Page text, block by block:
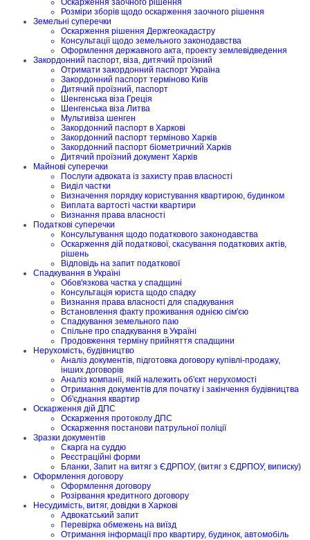
Оскарження заочного рішення
Розміри зборів щодо оскарження заочного рішення
Земельні суперечки
Оскарження рішення Держгеокадастру
Консультації щодо земельного законодавства
Оформлення державного акта, проекту землевідведення
Закордонний паспорт, віза, дитячий проїзний
Отримати закордонний паспорт Україна
Закордонний паспорт терміново Київ
Дитячий проїзний, паспорт
Шенгенська віза Греція
Шенгенська віза Литва
Мультивіза шенген
Закордонний паспорт в Харкові
Закордонний паспорт терміново Харків
Закордонний паспорт біометричний Харків
Дитячий проїзний документ Харків
Майнові суперечки
Послуги адвоката із захисту прав власності
Виділ частки
Визначення порядку користування квартирою, будинком
Виплата вартості частки квартири
Визнання права власності
Податкові суперечки
Консультування щодо податкового законодавства
Оскарження дій податкової, скасування податкових актів,
рішень
Відповідь на запит податкової
Спадкування в Україні
Обов'язкова частка у спадщині
Консультація юриста щодо спадку
Визнання права власності для спадкування
Встановлення факту проживання однією сім'єю
Спадкування земельного паю
Спільне про спадкування в Україні
Продовження терміну прийняття спадщини
Нерухомість, будівництво
Аналіз документів, підготовка договору купівлі-продажу,
інших договорів
Аналіз компанії, якій належить об'єкт нерухомості
Отримання документів для початку і закінчення будівництва
Об'єднання квартир
Оскарження дій ДПС
Оскарження протоколу ДПС
Оскарження постанови патрульної поліції
Зразки документів
Скарга на суддю
Реєстраційні форми
Бланки, Запит на витяг з ЄДРПОУ, (витяг з ЄДРПОУ, виписку)
Оформлення договору
Оформлення договору
Розірвання кредитного договору
Несудимість, витяг, довідки в Харкові
Адвокатський запит
Перевірка обмежень на виїзд
Отримання інформації про квартиру, будинок, автомобіль